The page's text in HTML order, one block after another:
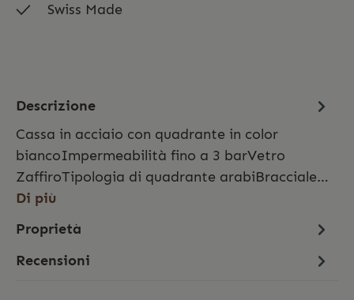
Swiss Made
Descrizione
Cassa in acciaio con quadrante in color
biancoImpermeabilità fino a 3 barVetro
ZaffiroTipologia di quadrante arabiBracciale…
Di più
Proprietà
Recensioni